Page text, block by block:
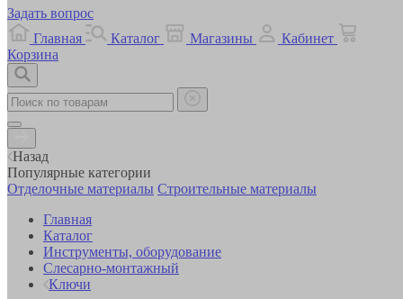
Задать вопрос
Главная
Каталог Магазины
Кабинет
Корзина
Назад
Популярные категории
Отделочные материалы Строительные материалы
Главная
Каталог
Инструменты, оборудование
Слесарно-монтажный
Ключи